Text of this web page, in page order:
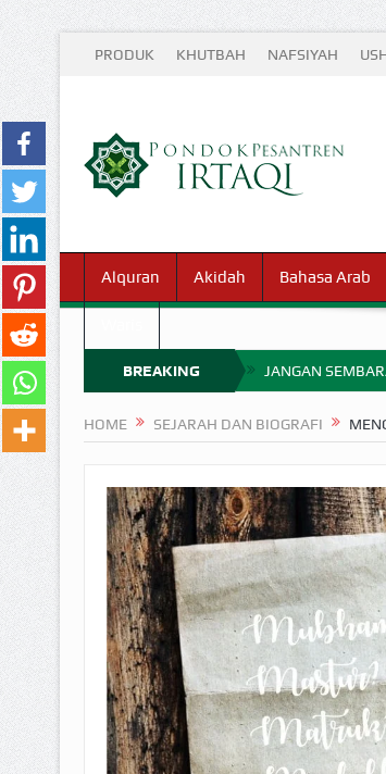
PRODUK KHUTBAH NAFSIYAH
Alquran Akidah Bahasa Arab
BREAKING
NEWS
JANGAN
BAGAIMANA
ISTIDLAL BATIL
HUKUM
HOME SEJARAH DAN BIOGRAFI